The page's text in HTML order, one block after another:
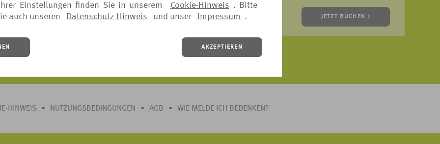
Einstellungen finden Sie in unserem
Cookie-Hinweis . Bitte
auch unseren
Datenschutz-Hinweis und unser Impressum .
AKZEPTIEREN
Sie bitte den jeweiligen Versicherungsbedingungen.
jederzeit vor Beginn der Reise möglich.
JETZT BUCHEN >
HINWEIS • NUTZUNGSBEDINGUNGEN • AGB • WIE MELDE ICH BEDENKEN?